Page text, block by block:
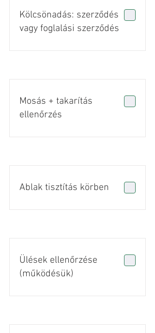
Kölcsönadás: szerződés
vagy foglalási szerződés
Mosás + takarítás
ellenőrzés
Ablak tisztítás körben
Ülések ellenőrzése
(működésük)